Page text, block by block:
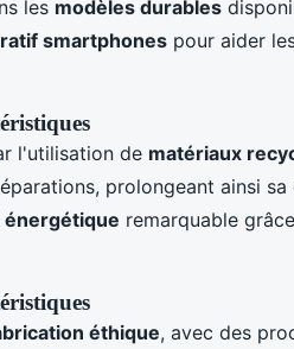
les modèles durables
smartphones pour aider
l'utilisation de matériaux
prolongeant ainsi sa
remarquable
éthique, avec des